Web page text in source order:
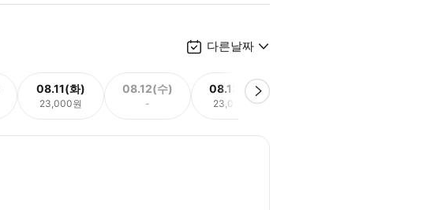
다른날짜
08.11(화)
23,000원
08.12(수)
-
08.13(목)
23,000원